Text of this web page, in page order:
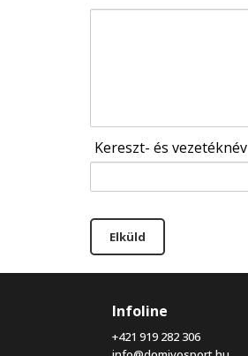
Kereszt- és vezetéknév
Elküld
Infoline
+421 919 282 306